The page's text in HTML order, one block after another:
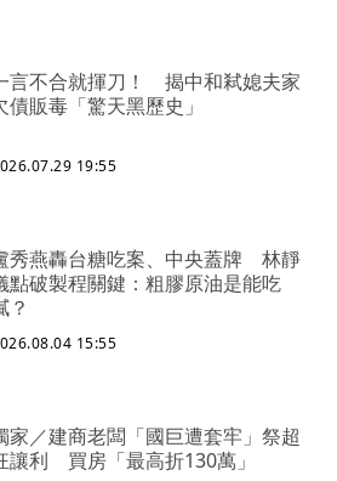
言不合就揮刀！ 揭中和弒媳夫家
債販毒「驚天黑歷史」
19:55
秀燕轟台糖吃案、中央蓋牌 林靜
點破製程關鍵：粗膠原油是能吃
？
15:55
家／建商老闆「國巨遭套牢」祭超
讓利 買房「最高折130萬」